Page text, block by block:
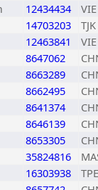
12434434
VIE
14703203
TJK
12463841
VIE
8647062
8663289
8662495
8641374
8646139
8653305
35824816
16303938
TPE